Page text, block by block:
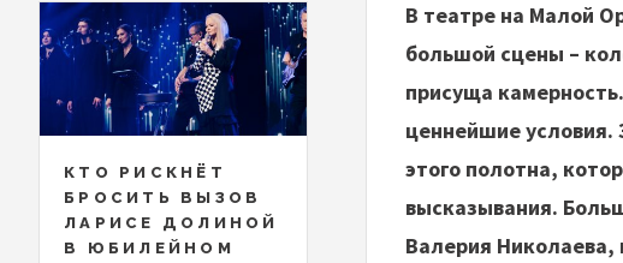
В театре на Малой
большой сцены –
присуща
ценнейшие условия.
этого полотна,
высказывания.
Валерия Николаева,
КТО РИСКНЁТ
БРОСИТЬ ВЫЗОВ
ЛАРИСЕ ДОЛИНОЙ
В ЮБИЛЕЙНОМ